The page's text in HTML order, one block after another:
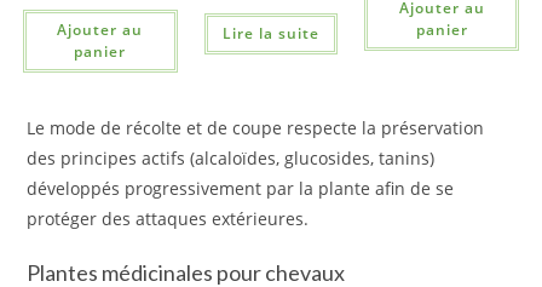
Ajouter au
panier
Lire la suite
Ajouter au
panier
Le mode de récolte et de coupe respecte la préservation
des principes actifs (alcaloïdes, glucosides, tanins)
développés progressivement par la plante afin de se
protéger des attaques extérieures.
Plantes médicinales pour chevaux